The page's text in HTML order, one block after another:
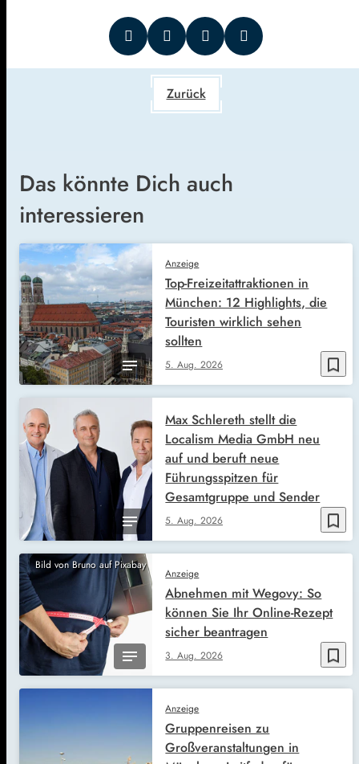
Zurück
Das könnte Dich auch
interessieren
bookmark_border
Anzeige
5. Aug. 2026
Top-Freizeitattraktionen in
München: 12 Highlights, die
Touristen wirklich sehen
sollten
bookmark_border
5. Aug. 2026
Max Schlereth stellt die
Localism Media GmbH neu
auf und beruft neue
Führungsspitzen für
Gesamtgruppe und Sender
Bild von Bruno auf Pixabay
bookmark_border
Anzeige
3. Aug. 2026
Abnehmen mit Wegovy: So
können Sie Ihr Online-Rezept
sicher beantragen
Anzeige
Gruppenreisen zu
Großveranstaltungen in